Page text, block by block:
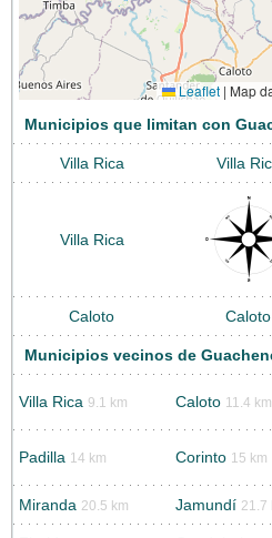
Leaflet | Map
Municipios que limitan con
Villa Rica Villa
Villa Rica
Caloto Caloto
Municipios vecinos de
Villa Rica 9.1 km Caloto 11.4 km
Padilla 14 km Corinto 15 km
Miranda 20.5 km Jamundí 21.7